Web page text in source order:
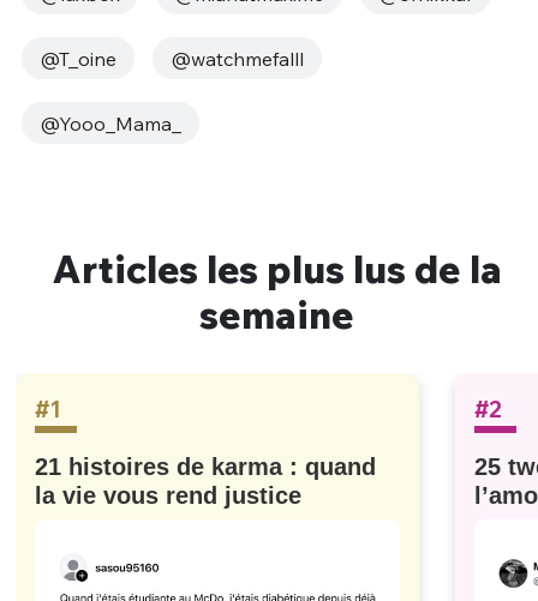
@T_oine @watchmefalll
@Yooo_Mama_
Articles les plus lus de la
semaine
#1
21 histoires de karma : quand
la vie vous rend justice
#2
25